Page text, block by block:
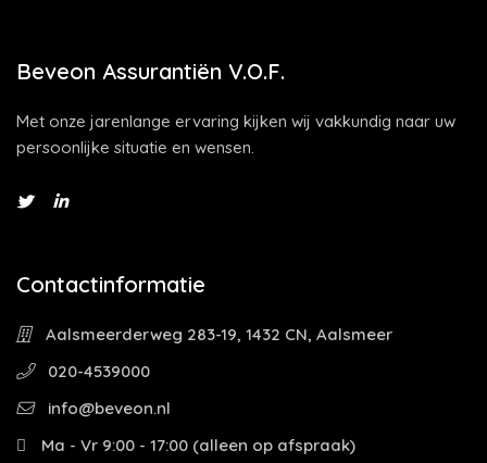
Beveon Assurantiën V.O.F.
Met onze jarenlange ervaring kijken wij vakkundig naar uw
persoonlijke situatie en wensen.
Contactinformatie
Aalsmeerderweg 283-19, 1432 CN, Aalsmeer
020-4539000
info@beveon.nl
Ma - Vr 9:00 - 17:00 (alleen op afspraak)